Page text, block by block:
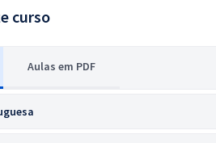
curso
Aulas em PDF